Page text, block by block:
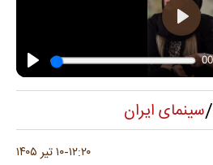
/سینمای ایران
۱۲:۲۰-۱۰ تیر ۱۴۰۵